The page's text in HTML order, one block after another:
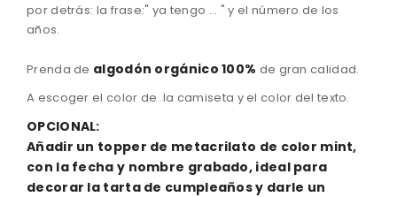
por detrás: la frase:" ya tengo ... " y el número de los
años.
Prenda de algodón orgánico100% de gran calidad.
A escoger el color de la camiseta y el color del texto.
OPCIONAL:
Añadir un topper de metacrilato de color mint,
con la fecha y nombre grabado, ideal para
decorar la tarta de cumpleaños y darle un